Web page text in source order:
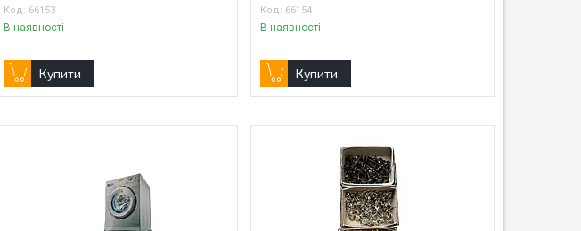
66153
В наявності
Купити
66154
В наявності
Купити